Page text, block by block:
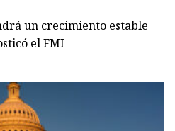
un crecimiento estable
el FMI